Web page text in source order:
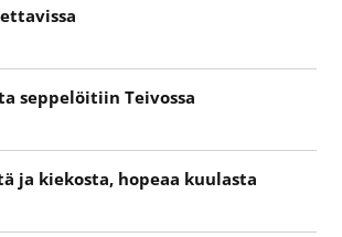
seppelöitiin Teivossa
ja kiekosta, hopeaa kuulasta